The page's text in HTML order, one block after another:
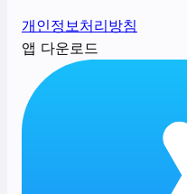
개인정보처리방침
앱 다운로드